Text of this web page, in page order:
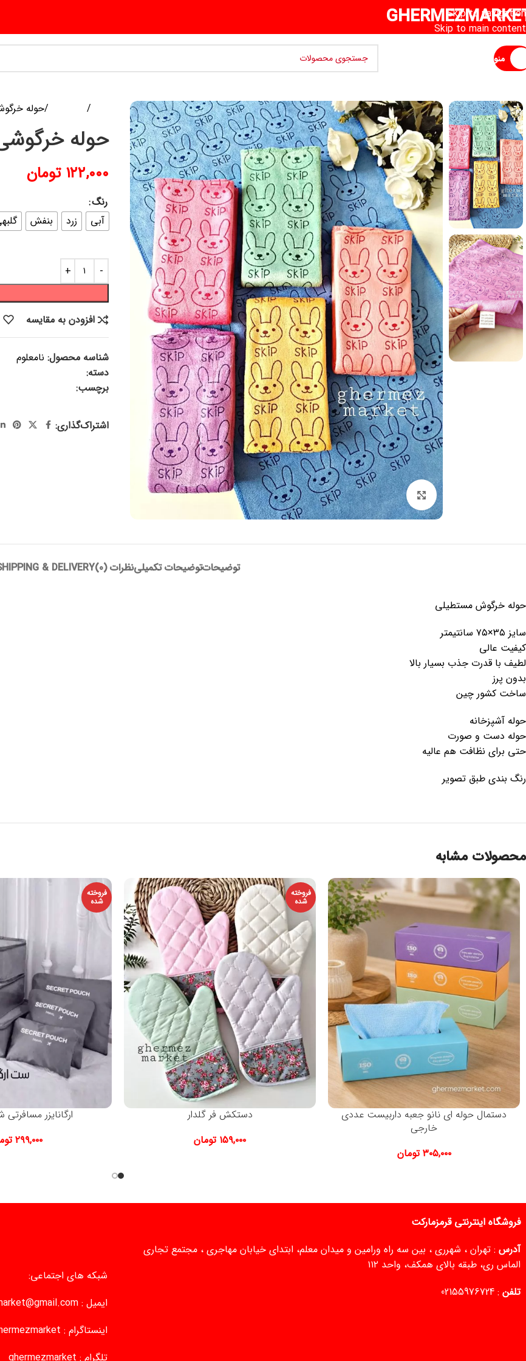
Skip to navigation
Skip to main content
منو
برای بزرگنمایی کلیک کنید
حوله خرگوشی ۳۵
حوله خرگوشی ۳۵ در
۱۲۲,۰۰۰ تومان
رنگ
آبی
زرد بنفش
افزودن به مقایسه
شناسه محصول: نامعلوم
دسته:
برچسب:
اشتراک‌گذاری:
توضیحاتتوضیحات تکمیلینظرات (0) & DELIVERY
حوله خرگوش مستطیلی
سایز ۳۵×۷۵ سانتیمتر
کیفیت عالی
لطیف با قدرت جذب بسیار بالا
بدون پرز
ساخت کشور چین
حوله آشپزخانه
حوله دست و صورت
حتی برای نظافت هم عالیه
رنگ بندی طبق تصویر
محصولات مشابه
دستمال حوله ای نانو جعبه داربیست عددی
خارجی
۳۰۵,۰۰۰ تومان
فروخته
شده
دستکش فر گلدار
۱۵۹,۰۰۰ تومان
فروخته
شده
ارگانایزر
۲۹۹,۰۰۰
فروشگاه اینترنتی قرمزمارکت
آدرس : تهران ، شهرری ، بین سه راه ورامین و میدان معلم، ابتدای خیابان مهاجری ، مجتمع تجاری
الماس ری، طبقه بالای همکف، واحد ۱۱۲
تلفن :
02155976724
شبکه های اجتماعی:
ایمیل :
اینستاگرام :
تلگرام : ghermezmarket